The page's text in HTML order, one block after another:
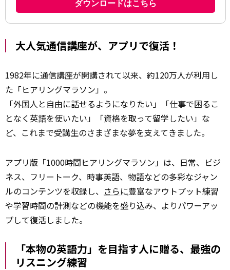
大人気通信講座が、アプリで復活！
1982年に通信講座が開講されて以来、約120万人が利用し
た「ヒアリングマラソン」。
「外国人と自由に話せるようになりたい」「仕事で困るこ
となく英語を使いたい」「資格を取って留学したい」な
ど、これまで受講生のさまざまな夢を支えてきました。
アプリ版「1000時間ヒアリングマラソン」は、日常、ビジ
ネス、フリートーク、時事英語、物語などの多彩なジャン
ルのコンテンツを収録し、 さらに豊富なアウトプット練習
や学習時間の計測などの機能を盛り込み、よりパワーアッ
プして復活しました。
「本物の英語力」を目指す人に贈る、最強の
リスニング練習